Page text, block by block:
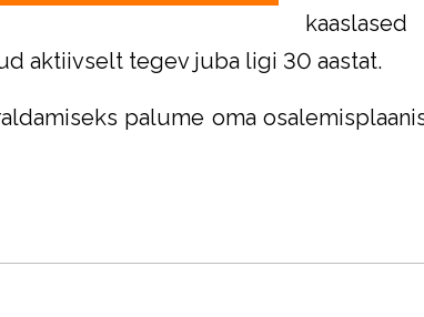
aktiivselt tegev juba ligi 30 aastat.
palume oma